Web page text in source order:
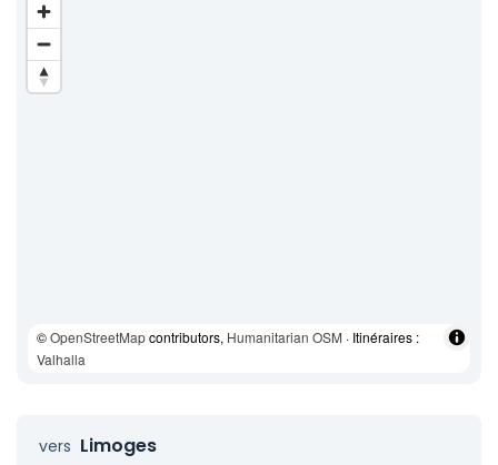
©OpenStreetMapcontributors, Humanitarian OSM · Itinéraires :
Valhalla
vers Limoges